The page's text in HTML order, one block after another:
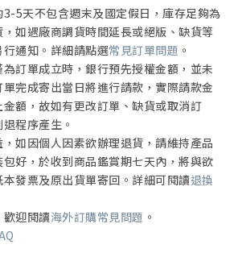
5天不包含週末及國定假日，庫存足夠為
如遇廠商調貨時間延長或絕版、缺貨等
通知。詳細請點選常見訂單問題 。
訂單成立時，銀行預先授權金額，並未
完成寄出當日將進行請款，實際請款金
額，故如有更改訂單、缺貨或取消訂
程序產生。
如因個人因素欲辦理退貨，請維持產品
好，於收到商品鑑賞期七天內，將與欲
發票及原出貨單寄回。詳細可閱讀退換
迎閱讀海外訂購常見問題 。